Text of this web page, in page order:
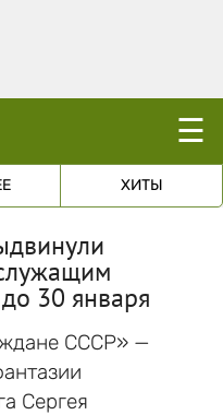
☰
ХИТЫ
30 января
СССР» —
Сергея